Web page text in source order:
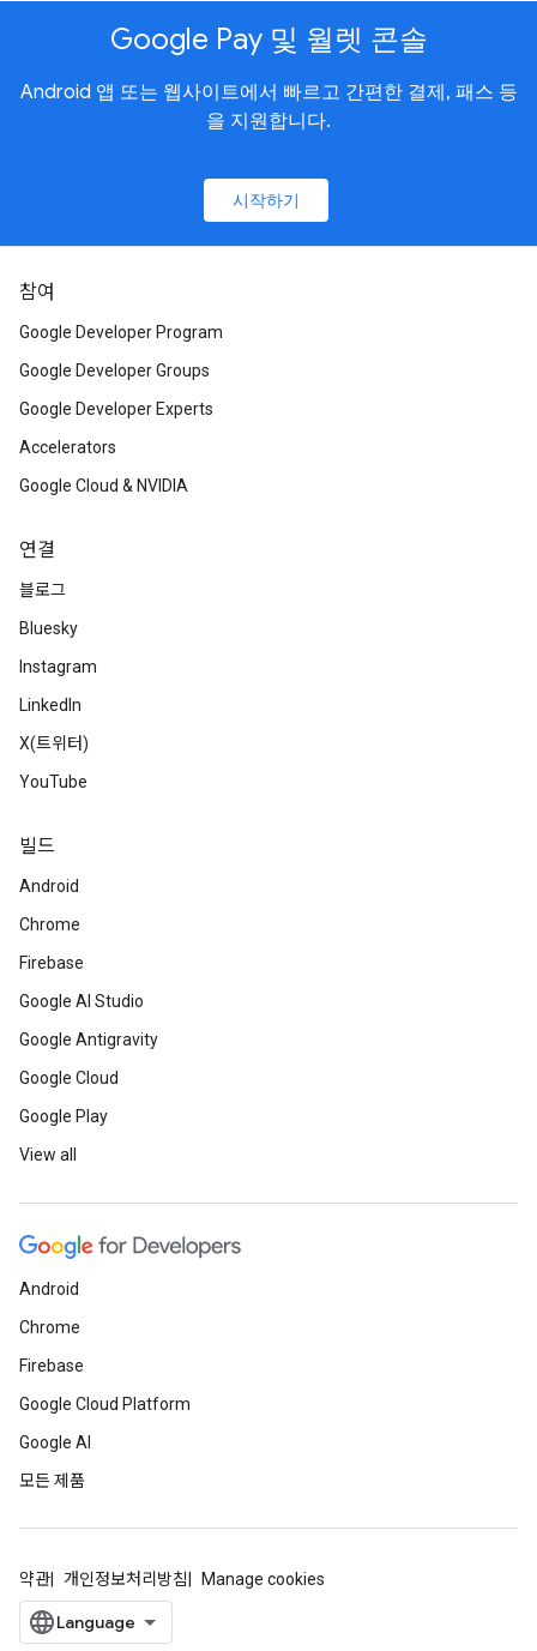
Google Pay 및 월렛 콘솔
Android 앱 또는 웹사이트에서 빠르고 간편한 결제, 패스 등
을 지원합니다.
시작하기
참여
Google Developer Program
Google Developer Groups
Google Developer Experts
Accelerators
Google Cloud & NVIDIA
연결
블로그
Bluesky
Instagram
LinkedIn
X(트위터)
YouTube
빌드
Android
Chrome
Firebase
Google AI Studio
Google Antigravity
Google Cloud
Google Play
View all
Android
Chrome
Firebase
Google Cloud Platform
Google AI
모든 제품
약관 개인정보처리방침 Manage cookies